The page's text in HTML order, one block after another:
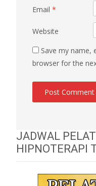
Email *
Website
Save my name,
browser for the
JADWAL
HIPNOTERAPI